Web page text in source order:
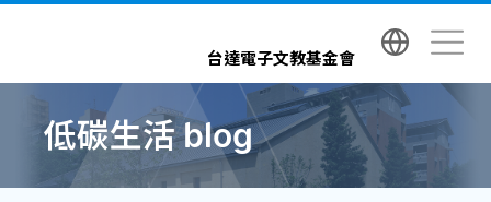
台達電子文教基金會
低碳生活 blog